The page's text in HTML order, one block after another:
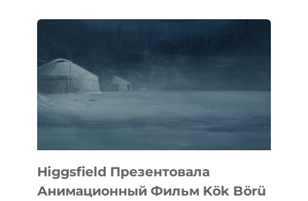
Higgsfield Презентовала
Анимационный Фильм Kök Börü